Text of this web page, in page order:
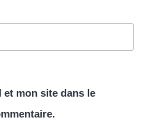
mon site dans le